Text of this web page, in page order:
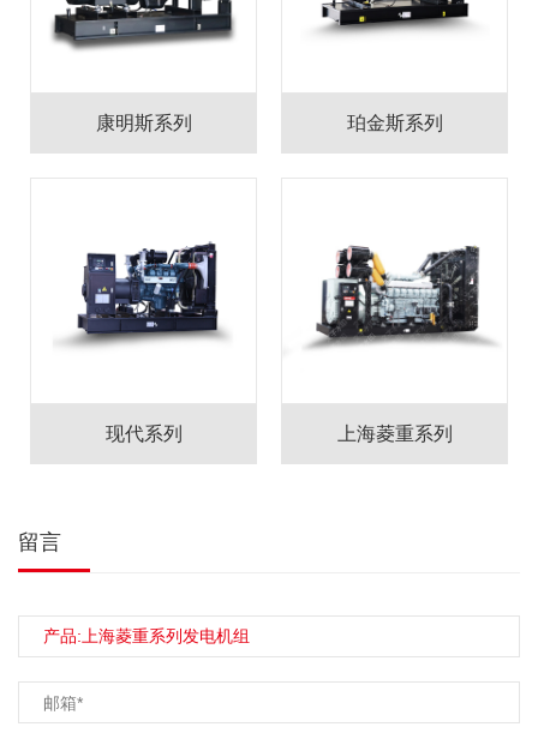
康明斯系列 珀金斯系列
现代系列 上海菱重系列
留言